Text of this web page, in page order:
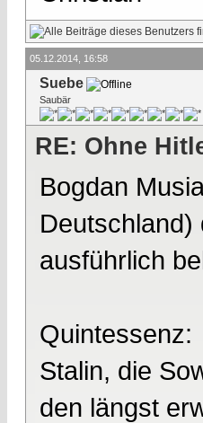
05.12.2014, 16:58
Suebe
Saubär
RE: Ohne
Bogdan
Deutschland)
ausführlich
Quintessenz:
Stalin, die
den längst